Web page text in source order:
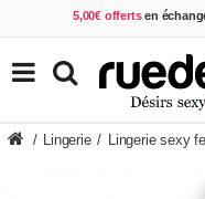
5,00€ offerts en
Achetez
Livraison en 48h
au
TOUS NOS
/ Lingerie / Lingerie sexy